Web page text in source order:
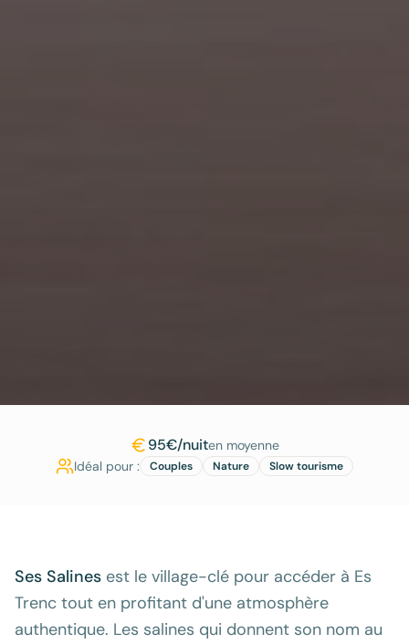
95€/nuiten moyenne
Idéal pour :
Couples Nature Slow tourisme
Ses Salines est le village-clé pour accéder à Es
Trenc tout en profitant d'une atmosphère
authentique. Les salines qui donnent son nom au